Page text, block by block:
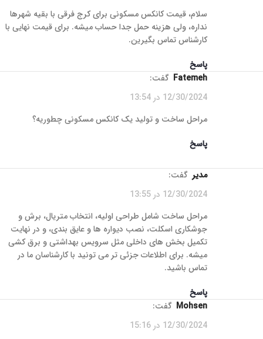
سلام، قیمت کانکس مسکونی برای کرج فرقی با بقیه شهرها
نداره، ولی هزینه حمل جدا حساب میشه. برای قیمت نهایی با
کارشناس تماس بگیرین.
پاسخ
fatemeh
گفت:
12/30/2024 در 13:54
مراحل ساخت و تولید یک کانکس مسکونی چطوریه؟
پاسخ
مدیر گفت:
12/30/2024 در 13:55
مراحل ساخت شامل طراحی اولیه، انتخاب متریال، برش و
جوشکاری اسکلت، نصب دیواره‌ ها و عایق‌ بندی، و در نهایت
تکمیل بخش‌ های داخلی مثل سرویس بهداشتی و برق‌ کشی
میشه. برای اطلاعات جزئی‌ تر می‌ تونید با کارشناسان ما در
تماس باشید.
پاسخ
Mohsen
گفت:
12/30/2024 در 15:16